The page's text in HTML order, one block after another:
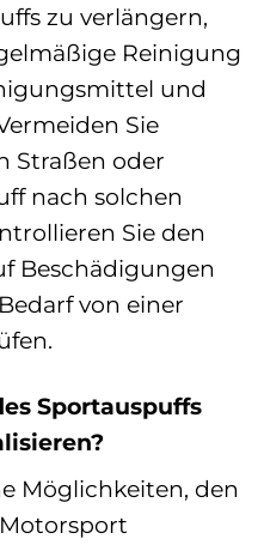
zu verlängern,
Reinigung
und
Sie
Straßen oder
nach solchen
Sie den
Beschädigungen
von einer
Sportauspuffs
Möglichkeiten, den